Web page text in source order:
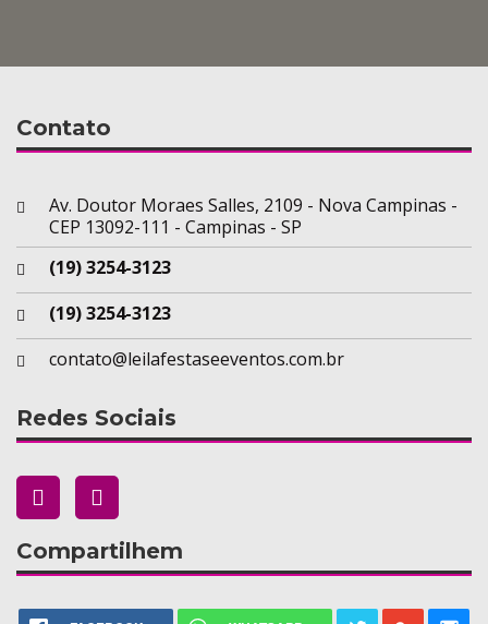
Contato
Av. Doutor Moraes Salles, 2109 - Nova Campinas -
CEP 13092-111 - Campinas - SP
(19) 3254-3123
(19) 3254-3123
contato@leilafestaseeventos.com.br
Redes Sociais
Compartilhem